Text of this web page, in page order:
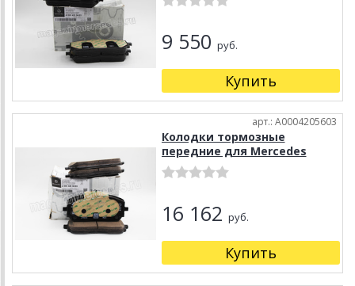
9 550 руб.
Купить
арт.: A0004205603
Колодки тормозные
передние для Mercedes
16 162 руб.
Купить